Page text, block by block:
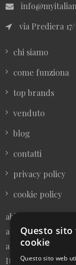
via Prediera
chi siamo
come funziona
top brands
venduto
blog
contatti
privacy policy
cookie policy
abbigliamento
abbigliamento
abbigliamento da
Italy - cravatte
Questo sito
cookie
Questo sito web